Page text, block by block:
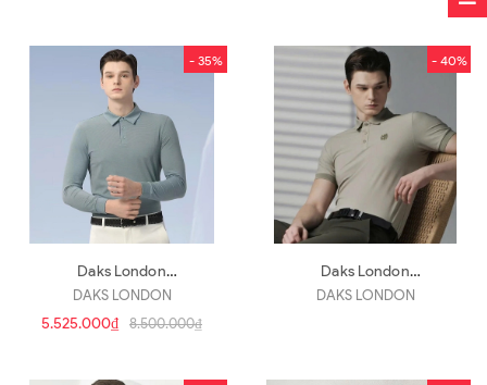
- 35%
Daks London
DGTS4B302T2(a5088)
DAKS LONDON
5.525.000₫ 8.500.000₫
- 40%
Daks London
DGTS4B486K2(a5087)
DAKS LONDON